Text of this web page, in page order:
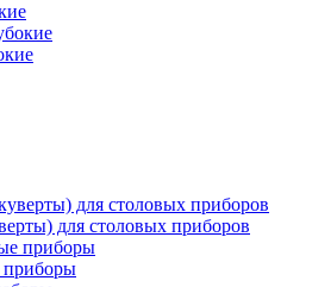
для столовых приборов